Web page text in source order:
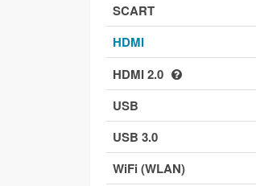
SCART
HDMI
HDMI 2.0
USB
USB 3.0
WiFi (WLAN)